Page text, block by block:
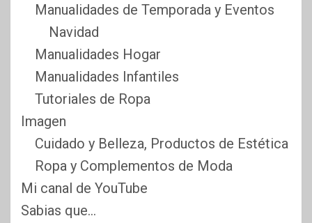
Manualidades de Temporada y Eventos
Navidad
Manualidades Hogar
Manualidades Infantiles
Tutoriales de Ropa
Imagen
Cuidado y Belleza, Productos de Estética
Ropa y Complementos de Moda
Mi canal de YouTube
Sabias que…